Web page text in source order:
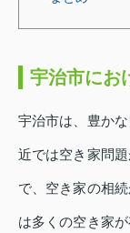
宇治市にお
宇治市は、豊か
近では空き家問
で、空き家の相
は多くの空き家